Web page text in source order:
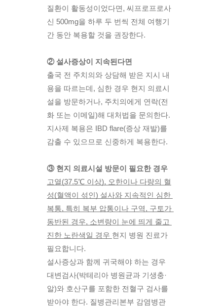
질환이 활동성이었다면, 씨프로프로사
신 500mg을 하루 두 번씩 전체 여행기
간 동안 복용할 것을 권장한다.
② 설사증상이 지속된다면
출국 전 주치의와 상담해 받은 지시 내
용을 따르는데, 심한 경우 현지 의료시
설을 방문하거나, 주치의에게 연락(전
화 또는 이메일)해 대처법을 문의한다.
지사제 복용은 IBD flare(증상 재발)를
감출 수 있으므로 신중하게 복용한다.
③ 현지 의료시설 방문이 필요한 경우
고열(37.5℃ 이상), 오한이나 다량의 혈
성(혈액이 섞인) 설사와 지속적인 심한
복통, 특히 복부 압통이나 구역, 구토가
동반된 경우, 소변량이 눈에 띄게 줄고
진한 노란색일 경우 현지 병원 진료가
필요합니다.
설사증상과 함께 귀국해야 하는 경우
대변검사(박테리아 병원균과 기생충·
알)와 호산구를 포함한 전혈구 검사를
받아야 한다. 질병관리본부 감염병관